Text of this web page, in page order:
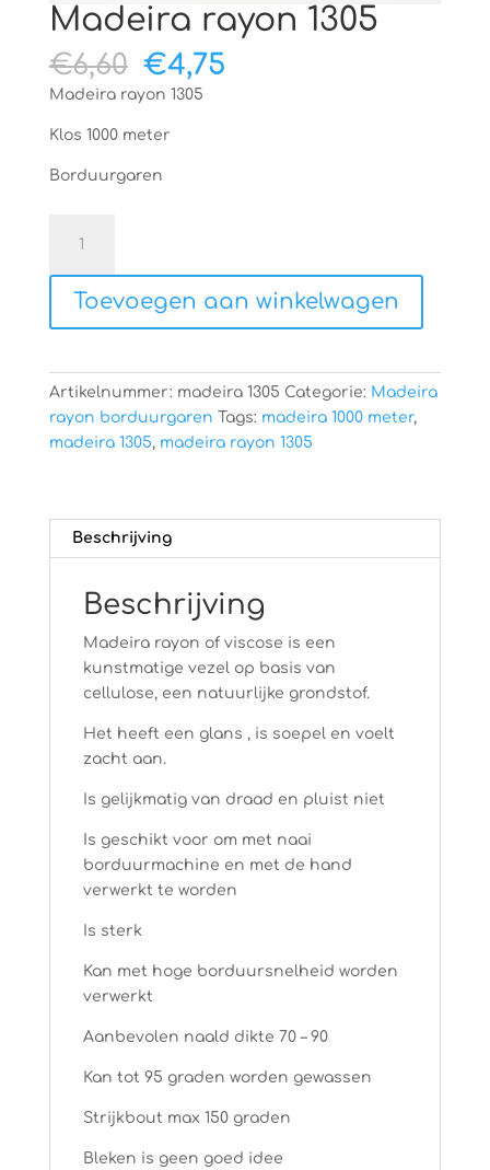
Madeira rayon 1305
€6,60 Oorspronkelijke
prijs
€6,60.
€4,75Huidige
Madeira rayon 1305
Klos 1000 meter
Borduurgaren
rayon
1305
aantal
Toevoegen aan winkelwagen
Artikelnummer: madeira 1305 Categorie: Madeira
rayon borduurgaren Tags: madeira 1000 meter,
madeira 1305, madeira rayon 1305
Beschrijving
Beschrijving
Madeira rayon of viscose is een
kunstmatige vezel op basis van
cellulose, een natuurlijke grondstof.
Het heeft een glans , is soepel en voelt
zacht aan.
Is gelijkmatig van draad en pluist niet
Is geschikt voor om met naai
borduurmachine en met de hand
verwerkt te worden
Is sterk
Kan met hoge borduursnelheid worden
verwerkt
Aanbevolen naald dikte 70 – 90
Kan tot 95 graden worden gewassen
Strijkbout max 150 graden
Bleken is geen goed idee